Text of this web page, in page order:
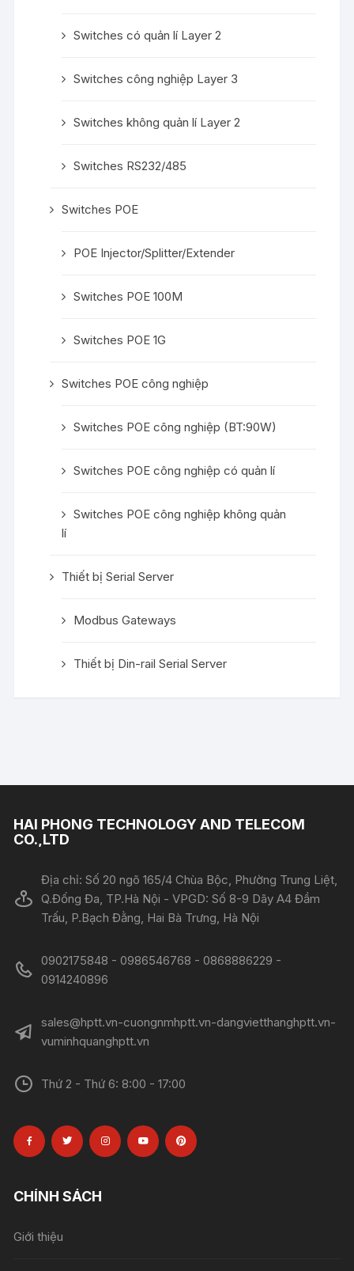
Switches có quản lí Layer 2
Switches công nghiệp Layer 3
Switches không quản lí Layer 2
Switches RS232/485
Switches POE
POE Injector/Splitter/Extender
Switches POE 100M
Switches POE 1G
Switches POE công nghiệp
Switches POE công nghiệp (BT:90W)
Switches POE công nghiệp có quản lí
Switches POE công nghiệp không quản
lí
Thiết bị Serial Server
Modbus Gateways
Thiết bị Din-rail Serial Server
HAI PHONG TECHNOLOGY AND TELECOM
CO.,LTD
Địa chỉ: Số 20 ngõ 165/4 Chùa Bộc, Phường Trung Liệt,
Q.Đống Đa, TP.Hà Nội - VPGD: Số 8-9 Dãy A4 Đầm
Trấu, P.Bạch Đằng, Hai Bà Trưng, Hà Nội
0902175848 - 0986546768 - 0868886229 -
0914240896​​​​​​​
sales@hptt.vn-cuongnmhptt.vn-dangvietthanghptt.vn-
vuminhquanghptt.vn
Thứ 2 - Thứ 6: 8:00 - 17:00
CHÍNH SÁCH
Giới thiệu